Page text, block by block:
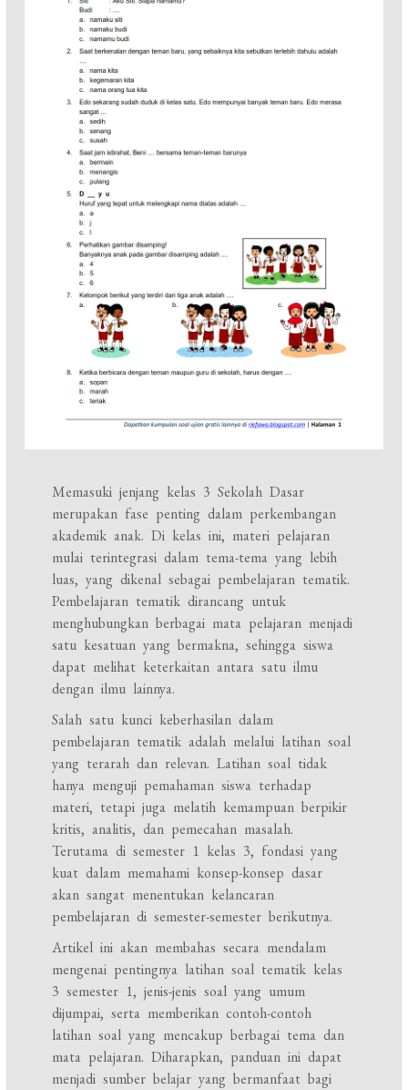
Memasuki jenjang kelas 3 Sekolah Dasar
merupakan fase penting dalam perkembangan
akademik anak. Di kelas ini, materi pelajaran
mulai terintegrasi dalam tema-tema yang lebih
luas, yang dikenal sebagai pembelajaran tematik.
Pembelajaran tematik dirancang untuk
menghubungkan berbagai mata pelajaran menjadi
satu kesatuan yang bermakna, sehingga siswa
dapat melihat keterkaitan antara satu ilmu
dengan ilmu lainnya.
Salah satu kunci keberhasilan dalam
pembelajaran tematik adalah melalui latihan soal
yang terarah dan relevan. Latihan soal tidak
hanya menguji pemahaman siswa terhadap
materi, tetapi juga melatih kemampuan berpikir
kritis, analitis, dan pemecahan masalah.
Terutama di semester 1 kelas 3, fondasi yang
kuat dalam memahami konsep-konsep dasar
akan sangat menentukan kelancaran
pembelajaran di semester-semester berikutnya.
Artikel ini akan membahas secara mendalam
mengenai pentingnya latihan soal tematik kelas
3 semester 1, jenis-jenis soal yang umum
dijumpai, serta memberikan contoh-contoh
latihan soal yang mencakup berbagai tema dan
mata pelajaran. Diharapkan, panduan ini dapat
menjadi sumber belajar yang bermanfaat bagi